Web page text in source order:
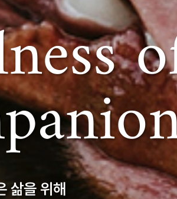
삶을 위해